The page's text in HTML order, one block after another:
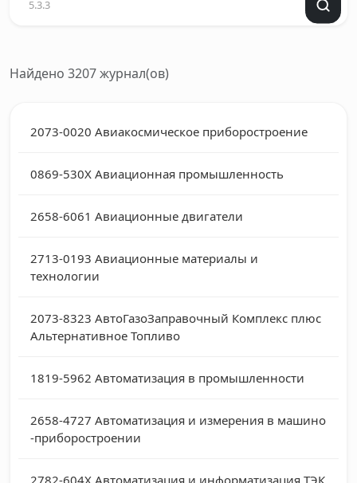
Найдено 3207 журнал(ов)
2073-0020 Авиакосмическое приборостроение
0869-530X Авиационная промышленность
2658-6061 Авиационные двигатели
2713-0193 Авиационные материалы и
технологии
2073-8323 АвтоГазоЗаправочный Комплекс плюс
Альтернативное Топливо
1819-5962 Автоматизация в промышленности
2658-4727 Автоматизация и измерения в машино
-приборостроении
2782-604X Автоматизация и информатизация ТЭК